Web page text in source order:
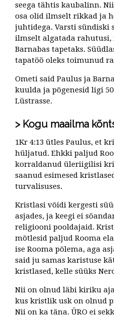
seega tähtis kaubalinn.
osa olid ilmselt rikkad ja
juhtidega. Varsti sündiski
ilmselt algatada rahutusi,
Barnabas tapetaks.
tapatöö oleks toimunud
Ometi said Paulus ja
kuulda ja põgenesid ligi
Lüstrasse.
Kogu maailma
1Kr 4:13 ütles Paulus, et
hüljatud. Ehkki paljud
korraldanud üleriigilisi
saanud esimesed
turvalisuses.
Kristlasi võidi kergesti
asjades, ja keegi ei
religiooni pooldajaid.
mõtlesid paljud Rooma
ise Rooma põlema, aga
said ju samas karistuse
kristlased, kelle süüks
Nii on olnud läbi kiriku
kus kristlik usk on olnud
Nii on ka täna. ÜRO ei